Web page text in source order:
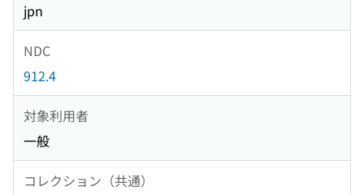
jpn
NDC
912.4
対象利用者
一般
コレクション（共通）